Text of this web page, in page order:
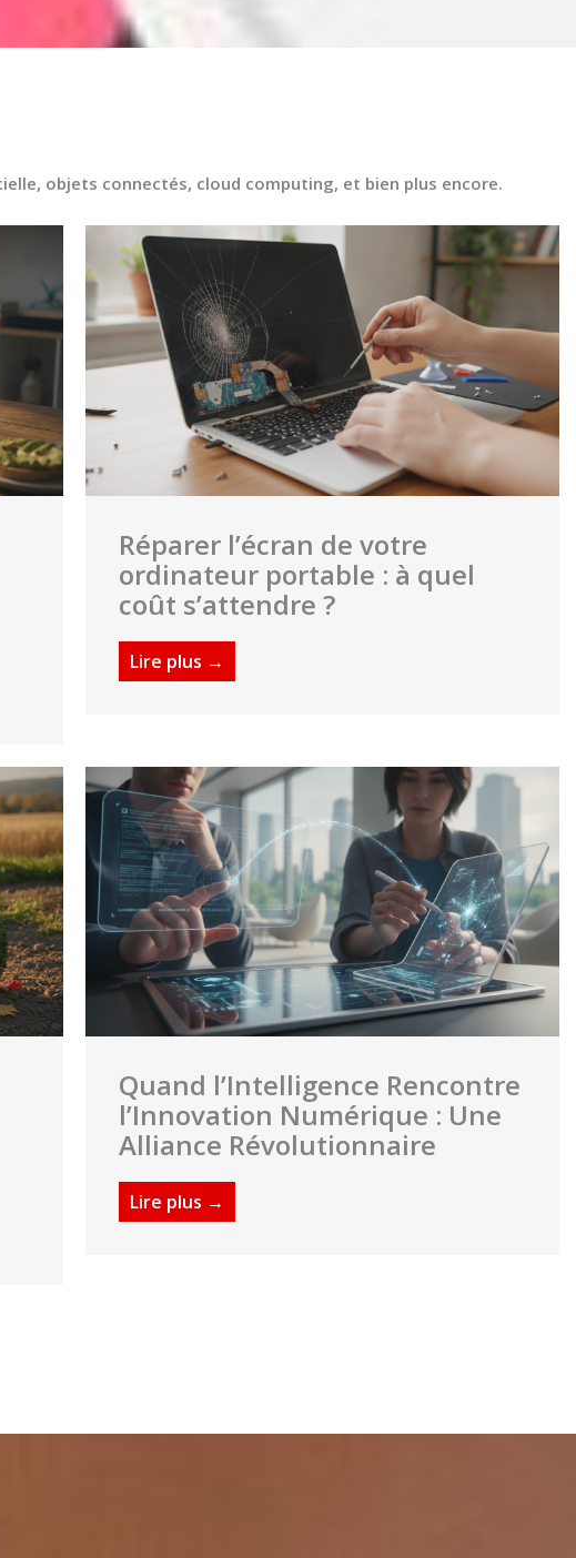
objets connectés, cloud computing, et bien plus encore.
Réparer l’écran de votre
ordinateur portable : à quel
coût s’attendre ?
Lire plus →
Quand l’Intelligence Rencontre
l’Innovation Numérique : Une
Alliance Révolutionnaire
Lire plus →